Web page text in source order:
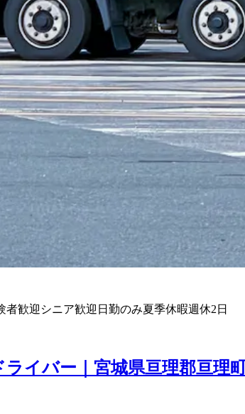
城県亘理郡亘理町
者歓迎 シニア歓迎 日勤のみ夏季休暇週休2日
ライバー｜宮城県亘理郡亘理